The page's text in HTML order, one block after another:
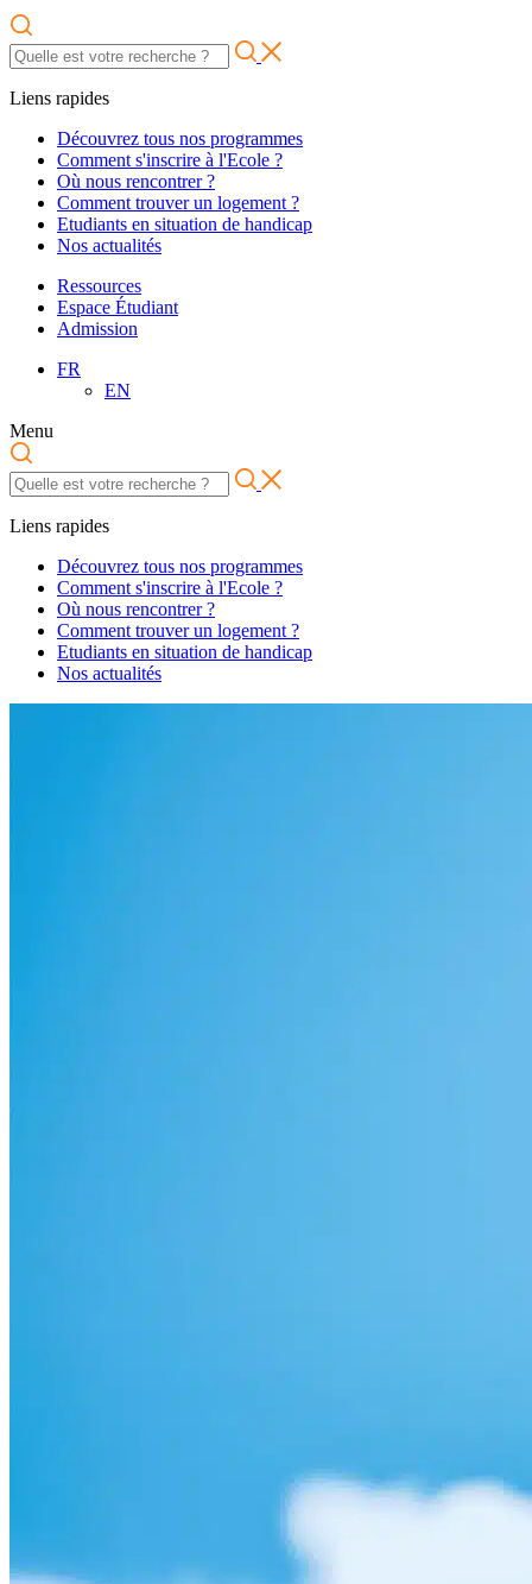
Liens rapides
Découvrez tous nos programmes
Comment s'inscrire à l'Ecole ?
Où nous rencontrer ?
Comment trouver un logement ?
Etudiants en situation de handicap
Nos actualités
Ressources
Espace Étudiant
Admission
FR
EN
Menu
Liens rapides
Découvrez tous nos programmes
Comment s'inscrire à l'Ecole ?
Où nous rencontrer ?
Comment trouver un logement ?
Etudiants en situation de handicap
Nos actualités